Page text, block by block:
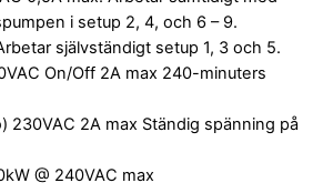
i setup 2, 4, och 6 – 9.
självständigt setup 1, 3 och 5.
On/Off 2A max 240-minuters
230VAC 2A max Ständig spänning på
@ 240VAC max